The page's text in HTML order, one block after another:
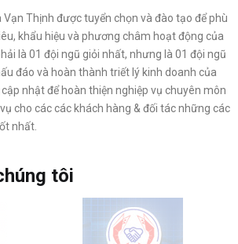
Thịnh được tuyển chọn và đào tạo để phù
khẩu hiệu và phương châm hoạt động của
là 01 đội ngũ giỏi nhất, nhưng là 01 đội ngũ
đáo và hoàn thành triết lý kinh doanh của
nhật để hoàn thiện nghiệp vụ chuyên môn
cho các các khách hàng & đối tác những các
nhất.
tôi